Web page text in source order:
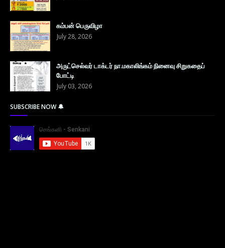
கம்பன் பெருவிழா
July 28, 2026
அருட்செல்வர் டாக்டர் நா.மகாலிங்கம் நினைவு சிறுகதைப்
போட்டி
July 03, 2026
SUBSCRIBE NOW 🔔